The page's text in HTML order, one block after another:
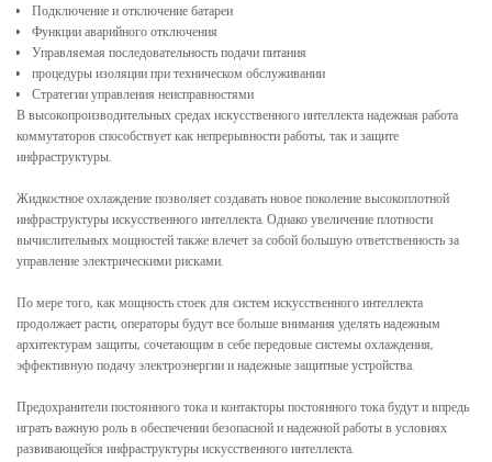
Подключение и отключение батареи
Функции аварийного отключения
Управляемая последовательность подачи питания
процедуры изоляции при техническом обслуживании
Стратегии управления неисправностями
В высокопроизводительных средах искусственного интеллекта надежная работа
коммутаторов способствует как непрерывности работы, так и защите
инфраструктуры.
Жидкостное охлаждение позволяет создавать новое поколение высокоплотной
инфраструктуры искусственного интеллекта. Однако увеличение плотности
вычислительных мощностей также влечет за собой большую ответственность за
управление электрическими рисками.
По мере того, как мощность стоек для систем искусственного интеллекта
продолжает расти, операторы будут все больше внимания уделять надежным
архитектурам защиты, сочетающим в себе передовые системы охлаждения,
эффективную подачу электроэнергии и надежные защитные устройства.
Предохранители постоянного тока и контакторы постоянного тока будут и впредь
играть важную роль в обеспечении безопасной и надежной работы в условиях
развивающейся инфраструктуры искусственного интеллекта.